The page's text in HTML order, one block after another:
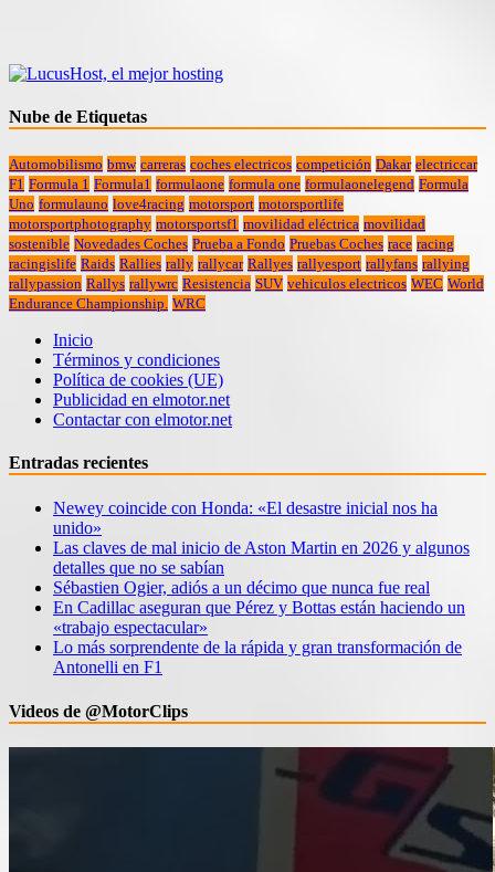
Nube de Etiquetas
Automobilismo bmw carreras coches electricos competición Dakar electriccar
F1 Formula 1 Formula1 formulaone formula one formulaonelegend Formula
Uno formulauno love4racing motorsport motorsportlife
motorsportphotography motorsportsf1 movilidad eléctrica movilidad
sostenible Novedades Coches Prueba a Fondo Pruebas Coches race racing
racingislife Raids Rallies rally rallycar Rallyes rallyesport rallyfans rallying
rallypassion Rallys rallywrc Resistencia SUV vehiculos electricos WEC World
Endurance Championship. WRC
Inicio
Términos y condiciones
Política de cookies (UE)
Publicidad en elmotor.net
Contactar con elmotor.net
Entradas recientes
Newey coincide con Honda: «El desastre inicial nos ha
unido»
Las claves de mal inicio de Aston Martin en 2026 y algunos
detalles que no se sabían
Sébastien Ogier, adiós a un décimo que nunca fue real
En Cadillac aseguran que Pérez y Bottas están haciendo un
«trabajo espectacular»
Lo más sorprendente de la rápida y gran transformación de
Antonelli en F1
Videos de @MotorClips